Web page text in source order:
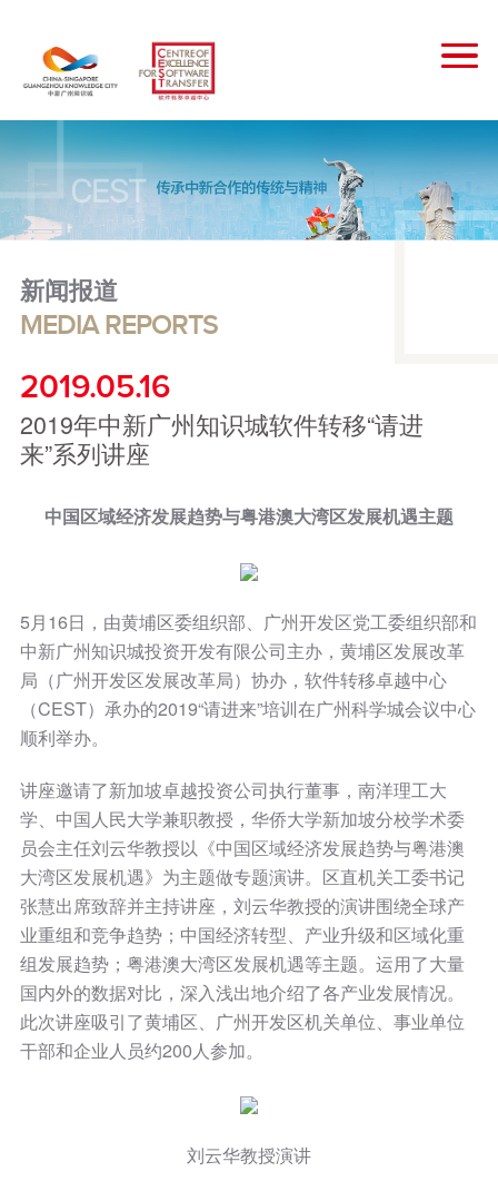
新闻报道
MEDIA REPORTS
2019.05.16
2019年中新广州知识城软件转移“请进
来”系列讲座
中国区域经济发展趋势与粤港澳大湾区发展机遇主题
5月16日，由黄埔区委组织部、广州开发区党工委组织部和
中新广州知识城投资开发有限公司主办，黄埔区发展改革
局（广州开发区发展改革局）协办，软件转移卓越中心
（CEST）承办的2019“请进来”培训在广州科学城会议中心
顺利举办。
讲座邀请了新加坡卓越投资公司执行董事，南洋理工大
学、中国人民大学兼职教授，华侨大学新加坡分校学术委
员会主任刘云华教授以《中国区域经济发展趋势与粤港澳
大湾区发展机遇》为主题做专题演讲。区直机关工委书记
张慧出席致辞并主持讲座，刘云华教授的演讲围绕全球产
业重组和竞争趋势；中国经济转型、产业升级和区域化重
组发展趋势；粤港澳大湾区发展机遇等主题。运用了大量
国内外的数据对比，深入浅出地介绍了各产业发展情况。
此次讲座吸引了黄埔区、广州开发区机关单位、事业单位
干部和企业人员约200人参加。
刘云华教授演讲